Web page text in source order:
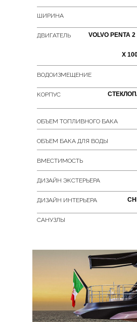
ШИРИНА
ДВИГАТЕЛЬ
ВОДОИЗМЕЩЕНИЕ
КОРПУС
VOLVO PENTA
X
ОБЪЕМ ТОПЛИВНОГО БАКА
ОБЪЕМ БАКА ДЛЯ ВОДЫ
ВМЕСТИМОСТЬ
ДИЗАЙН ЭКСТЕРЬЕРА
ДИЗАЙН ИНТЕРЬЕРА
САНУЗЛЫ